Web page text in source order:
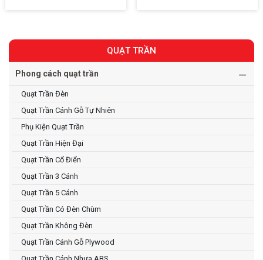
QUẠT TRẦN
Phong cách quạt trần
Quạt Trần Đèn
Quạt Trần Cánh Gỗ Tự Nhiên
Phụ Kiện Quạt Trần
Quạt Trần Hiện Đại
Quạt Trần Cổ Điển
Quạt Trần 3 Cánh
Quạt Trần 5 Cánh
Quạt Trần Có Đèn Chùm
Quạt Trần Không Đèn
Quạt Trần Cánh Gỗ Plywood